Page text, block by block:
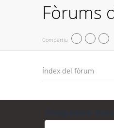
Fòrums
Compartiu
Índex del fòrum